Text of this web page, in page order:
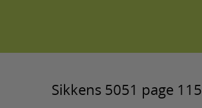
Sikkens 5051 page 115